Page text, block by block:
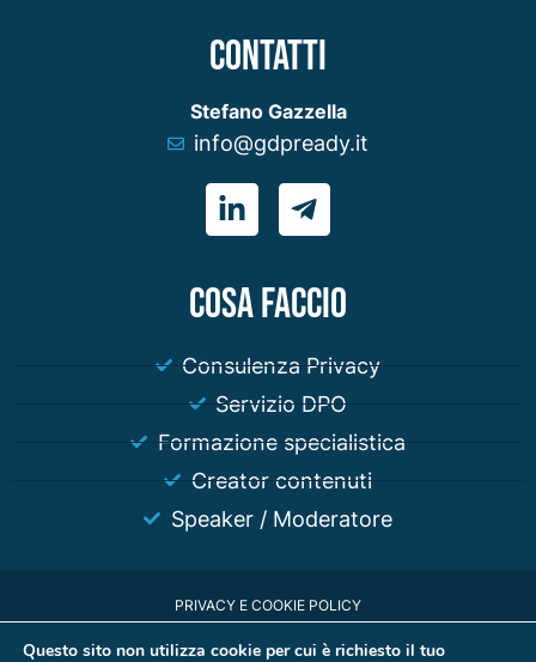
CONTATTI
Stefano Gazzella
info@gdpready.it
COSA FACCIO
Consulenza Privacy
Servizio DPO
Formazione specialistica
Creator contenuti
Speaker / Moderatore
PRIVACY E COOKIE POLICY
Questo sito non utilizza cookie per cui è richiesto il tuo